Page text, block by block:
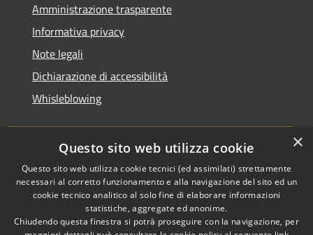
Amministrazione trasparente
Informativa privacy
Note legali
Dichiarazione di accessibilità
Whisleblowing
RSS
Accessibilità
Privacy
Cookie
Copyright © 2026 • Comune di
Foggia • Powered by
Municipium•Accesso
redazione
×
Questo sito web utilizza cookie
Questo sito web utilizza cookie tecnici (ed assimilati) strettamente
necessari al corretto funzionamento e alla navigazione del sito ed un
cookie tecnico analitico al solo fine di elaborare informazioni
statistiche, aggregate ed anonime.
Chiudendo questa finestra si potrà proseguire con la navigazione, per